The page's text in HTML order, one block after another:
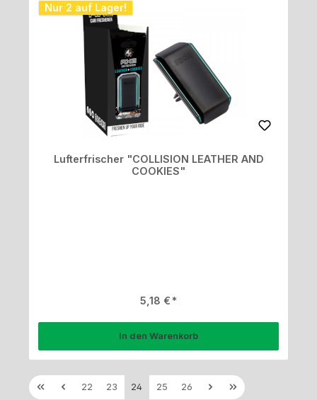
Nur 2 auf Lager!
Lufterfrischer "COLLISION LEATHER AND
COOKIES"
Regulärer Preis:
5,18 €
In den Warenkorb
Seite
22 Seite
23 Seite
24 Seite
25 Seite
26